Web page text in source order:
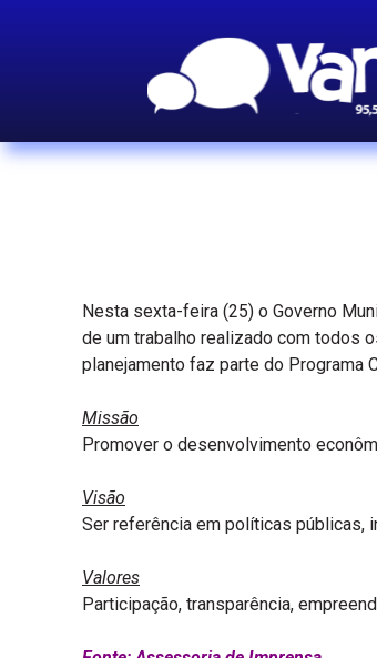
Nesta sexta-feira (25) o Governo
de um trabalho realizado com todos
planejamento faz parte do Programa
Missão
Promover o desenvolvimento
Visão
Ser referência em políticas públicas,
Valores
Participação, transparência,